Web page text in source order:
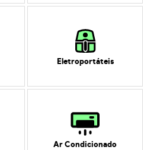
Eletroportáteis
Ar Condicionado